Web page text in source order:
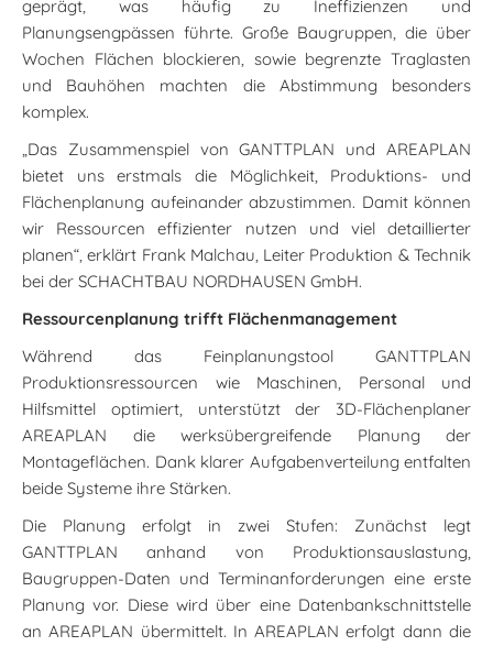
geprägt, was häufig zu Ineffizienzen und
Planungsengpässen führte. Große Baugruppen, die über
Wochen Flächen blockieren, sowie begrenzte Traglasten
und Bauhöhen machten die Abstimmung besonders
komplex.
„Das Zusammenspiel von GANTTPLAN und AREAPLAN
bietet uns erstmals die Möglichkeit, Produktions- und
Flächenplanung aufeinander abzustimmen. Damit können
wir Ressourcen effizienter nutzen und viel detaillierter
planen“, erklärt Frank Malchau, Leiter Produktion & Technik
bei der SCHACHTBAU NORDHAUSEN GmbH.
Ressourcenplanung trifft Flächenmanagement
Während das Feinplanungstool GANTTPLAN
Produktionsressourcen wie Maschinen, Personal und
Hilfsmittel optimiert, unterstützt der 3D-Flächenplaner
AREAPLAN die werksübergreifende Planung der
Montageflächen. Dank klarer Aufgabenverteilung entfalten
beide Systeme ihre Stärken.
Die Planung erfolgt in zwei Stufen: Zunächst legt
GANTTPLAN anhand von Produktionsauslastung,
Baugruppen-Daten und Terminanforderungen eine erste
Planung vor. Diese wird über eine Datenbankschnittstelle
an AREAPLAN übermittelt. In AREAPLAN erfolgt dann die